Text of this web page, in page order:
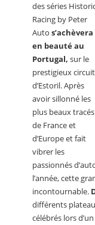
des séries
Racing by Peter
Auto s’achèvera
en beauté au
Portugal, sur le
prestigieux circuit
d’Estoril. Après
avoir sillonné les
plus beaux tracés
de France et
d’Europe et fait
vibrer les
passionnés
l’année, cette
incontournable.
différents
célébrés lors